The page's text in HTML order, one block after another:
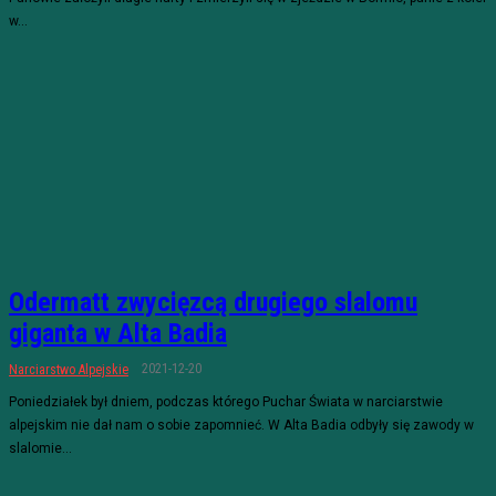
w...
Odermatt zwycięzcą drugiego slalomu
giganta w Alta Badia
Narciarstwo Alpejskie 2021-12-20
Poniedziałek był dniem, podczas którego Puchar Świata w narciarstwie
alpejskim nie dał nam o sobie zapomnieć. W Alta Badia odbyły się zawody w
slalomie...